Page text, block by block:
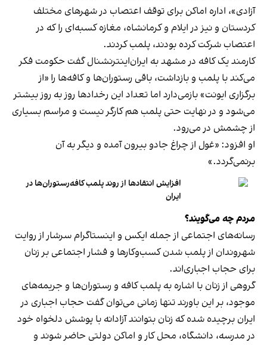
آزادی»، اداره اماکن برای توقف اعتصاب در شهرهای مختلف
کردستان و نیز در ایلام و کرمانشاه، مغازه کسبه‌ای را که در
اعتصاب شرکت کرده بودند، پلمب کردند.
کارمند یک کافه در مشهد به ایران‌اینترنشنال گفت حکومت فکر
می‌کند با پلمب و بازداشت، باقی رستوران‌ها و کافه‌ها را «از
برگزاری ایونت» بازمی‌دارد اما تعداد این رخدادها روز به روز بیشتر
می‌شود و در نهایت حتی پلمب هم کارگر نیست و مراسم بسیاری
از چشمش در می‌رود.
او افزود: «غول از چراغ جادو بیرون آمده و دیگر به آن
برنمی‎‌گردد.»
افزایش انتقادها از روند پلمب کافه‌رستوران‌ها در
ایران
مردم چه می‌گویند؟
رسانه‎‌های اجتماعی از جمله ایکس و اینستاگرام سرشار از روایت
شهروندان از پلمب شدن کسب‌وکارها و فشار اجتماعی بر زنان
برای حجاب اجباری‌اند.
گروهی از زنان با اشاره به پلمب کافه و رستوران‌ها و جریمه‌های
موجود، بر این باورند تنها زمانی می‌توان گفت حجاب اجباری در
ایران برچیده شده که زنان بتوانند آزادانه با پوشش دلخواه خود
در مدرسه، دانشگاه، محل کار و اماکن دولتی حاضر شوند و